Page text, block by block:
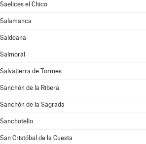
Saelices el Chico
Salamanca
Saldeana
Salmoral
Salvatierra de Tormes
Sanchón de la Ribera
Sanchón de la Sagrada
Sanchotello
San Cristóbal de la Cuesta